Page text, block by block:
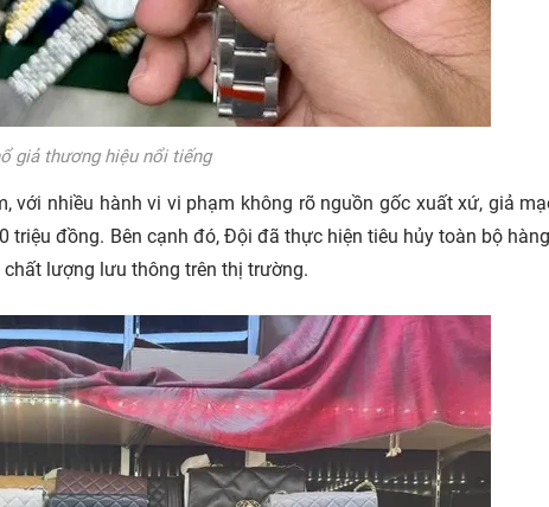
giả thương hiệu nổi tiếng
với nhiều hành vi vi phạm không rõ nguồn gốc xuất xứ, giả
triệu đồng. Bên cạnh đó, Đội đã thực hiện tiêu hủy toàn bộ
lượng lưu thông trên thị trường.